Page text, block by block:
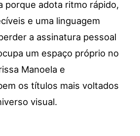
porque adota ritmo rápido,
e uma linguagem
a assinatura pessoal
um espaço próprio no
Manoela e
os títulos mais voltados
visual.